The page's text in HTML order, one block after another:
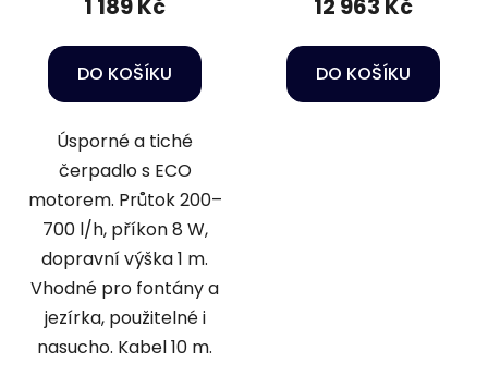
DO KOŠÍKU
Úsporné a tiché
čerpadlo s ECO
motorem. Průtok 200–
700 l/h, příkon 8 W,
dopravní výška 1 m.
Vhodné pro fontány a
jezírka, použitelné i
nasucho. Kabel 10 m.
DO KOŠÍKU